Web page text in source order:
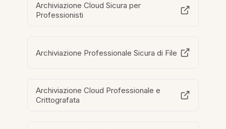
Archiviazione Cloud Sicura per
Professionisti
Archiviazione Professionale Sicura di File
Archiviazione Cloud Professionale e
Crittografata